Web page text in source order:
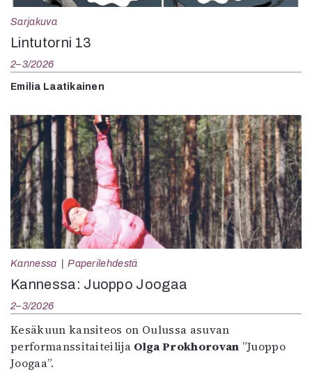
Sarjakuva
Lintutorni 13
2–3/2026
Emilia Laatikainen
Kannessa Paperilehdestä
Kannessa: Juoppo Joogaa
2–3/2026
Kesäkuun kansiteos on Oulussa asuvan
performanssitaiteilija Olga Prokhorovan ”Juoppo
Joogaa”.